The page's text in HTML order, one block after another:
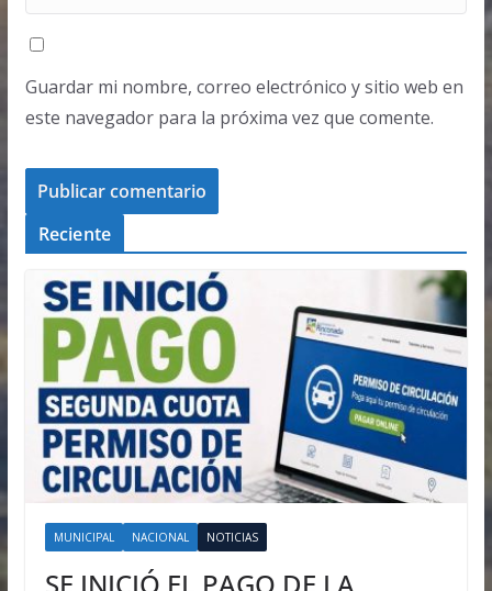
Guardar mi nombre, correo electrónico y sitio web en
este navegador para la próxima vez que comente.
Reciente
MUNICIPAL NACIONAL NOTICIAS
SE INICIÓ EL PAGO DE LA